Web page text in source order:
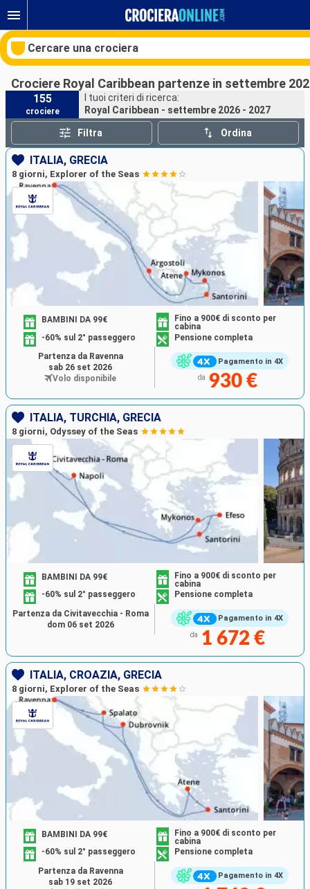
Cercare una crociera
Le nostre destinazioni
Mesi di partenza
Porti Compagnie
Ricerca
Crociere Royal Caribbean partenze in settembre
155
crociere
I tuoi criteri di ricerca:
Royal Caribbean - settembre 2026 - 2027
Filtra Ordina
ITALIA, GRECIA
8 giorni, Explorer of the Seas
Pagamento in 4X
BAMBINI DA 99€
Fino a 900€ di sconto per
cabina
-60% sul 2° passeggero
Pensione completa
da 930 €
Partenza da Ravenna
sab 26 set 2026
Volo disponibile
ITALIA, TURCHIA, GRECIA
8 giorni, Odyssey of the Seas
Pagamento in 4X
BAMBINI DA 99€
Fino a 900€ di sconto per
cabina
-60% sul 2° passeggero
Pensione completa
da 1 672 €
Partenza da Civitavecchia - Roma
dom 06 set 2026
ITALIA, CROAZIA, GRECIA
8 giorni, Explorer of the Seas
Pagamento in 4X
BAMBINI DA 99€
Fino a 900€ di sconto per
cabina
-60% sul 2° passeggero
Pensione completa
Partenza da Ravenna
sab 19 set 2026